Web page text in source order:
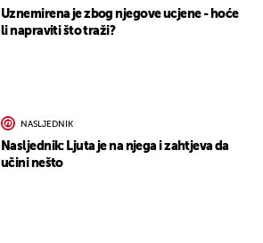
Uznemirena je zbog njegove ucjene - hoće
li napraviti što traži?
NASLJEDNIK
Nasljednik: Ljuta je na njega i zahtjeva da
učini nešto